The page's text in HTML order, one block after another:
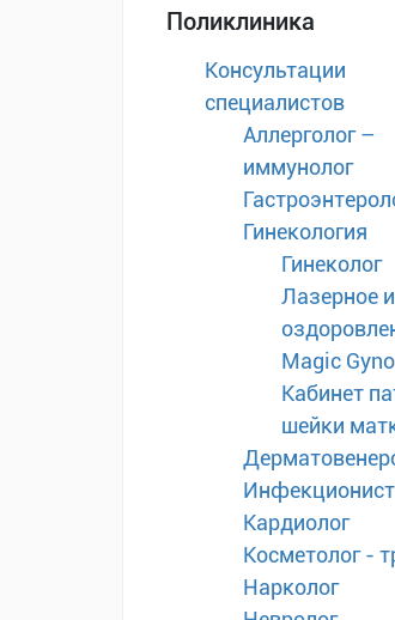
Поликлиника
Консультации
специалистов
Аллерголог –
иммунолог
Гинекология
Гинеколог
Лазерное
Magic Gyno
Кабинет
шейки
Инфекционист
Кардиолог
Косметолог -
Нарколог